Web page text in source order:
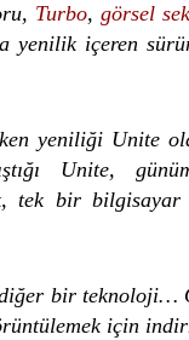
Turbo, görsel
yenilik içeren
yeniliği Unite
Unite,
tek bir
diğer bir
için